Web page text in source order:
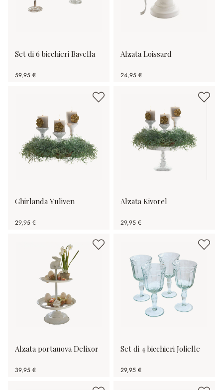
Set di 6 bicchieri Bavella
59,95 €
Alzata Loissard
24,95 €
Ghirlanda Yuliven
29,95 €
Alzata Kivorel
29,95 €
Alzata portauova Delixor
39,95 €
Set di 4 bicchieri Jolielle
29,95 €